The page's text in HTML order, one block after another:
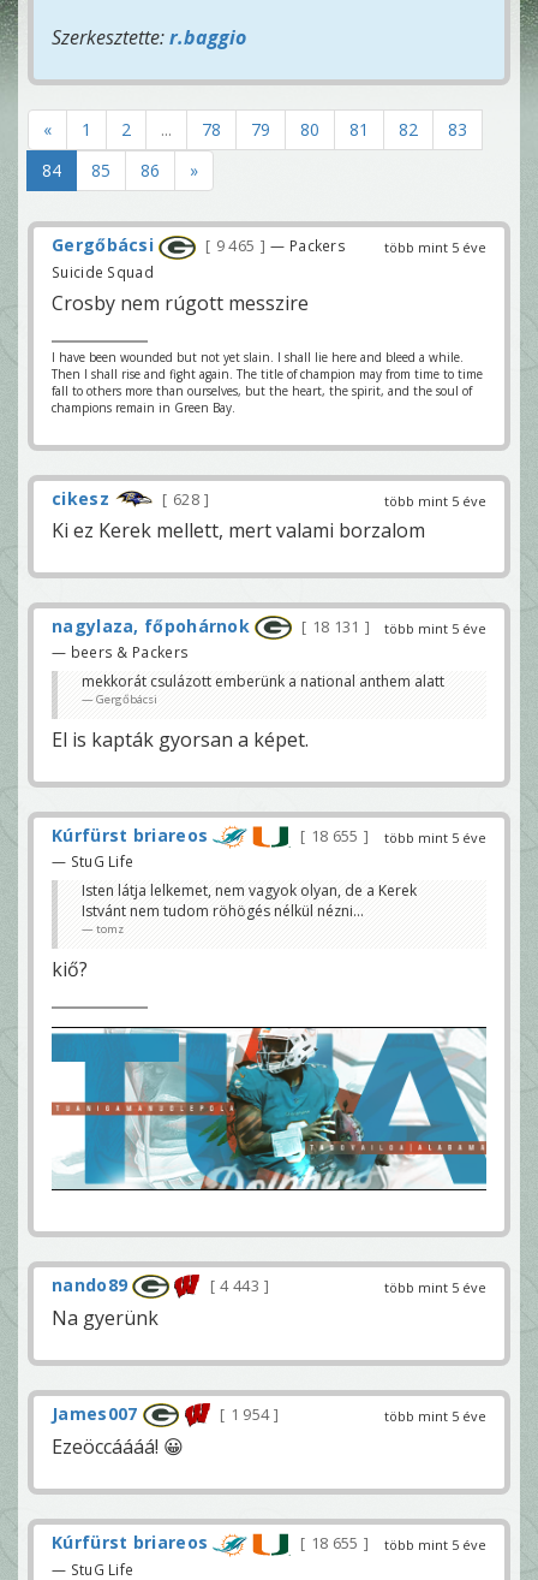
Szerkesztette:r.baggio
« 1 2 ... 78 79 80 81 82
83
84
85 86 »
több mint 5 éve
Gergőbácsi 9 465
— Packers
Suicide Squad
Crosby nem rúgott messzire
I have been wounded but not yet slain. I shall lie here and bleed a while.
Then I shall rise and fight again. The title of champion may from time to time
fall to others more than ourselves, but the heart, the spirit, and the soul of
champions remain in Green Bay.
több mint 5 éve
cikesz 628
Ki ez Kerek mellett, mert valami borzalom
több mint 5 éve
nagylaza, főpohárnok 18 131
— beers & Packers
mekkorát csulázott emberünk a national anthem alatt
Gergőbácsi
El is kapták gyorsan a képet.
több mint 5 éve
Kúrfürst briareos 18 655
— StuG Life
Isten látja lelkemet, nem vagyok olyan, de a Kerek
Istvánt nem tudom röhögés nélkül nézni...
tomz
kiő?
több mint 5 éve
nando89 4 443
Na gyerünk
több mint 5 éve
James007 1 954
Ezeöccáááá! 😀
több mint 5 éve
Kúrfürst briareos 18 655
— StuG Life